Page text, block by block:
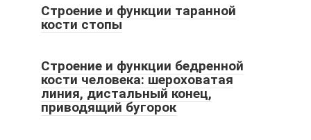
Строение и функции таранной
кости стопы
Строение и функции бедренной
кости человека: шероховатая
линия, дистальный конец,
приводящий бугорок